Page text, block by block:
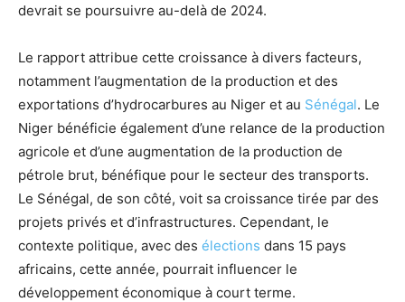
devrait se poursuivre au-delà de 2024.
Le rapport attribue cette croissance à divers facteurs,
notamment l’augmentation de la production et des
exportations d’hydrocarbures au Niger et au Sénégal. Le
Niger bénéficie également d’une relance de la production
agricole et d’une augmentation de la production de
pétrole brut, bénéfique pour le secteur des transports.
Le Sénégal, de son côté, voit sa croissance tirée par des
projets privés et d’infrastructures. Cependant, le
contexte politique, avec des élections dans 15 pays
africains, cette année, pourrait influencer le
développement économique à court terme.